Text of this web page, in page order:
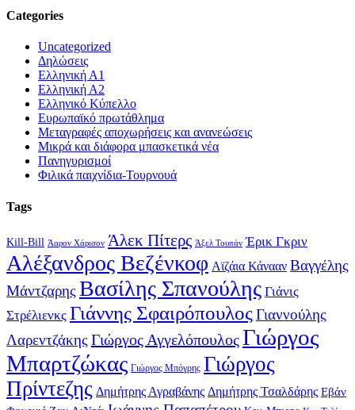
Categories
Uncategorized
Δηλώσεις
Ελληνική Α1
Ελληνική Α2
Ελληνικό Κύπελλο
Ευρωπαϊκό πρωτάθλημα
Μεταγραφές αποχωρήσεις και ανανεώσεις
Μικρά και διάφορα μπασκετικά νέα
Πανηγυρισμοί
Φιλικά παιχνίδια-Τουρνουά
Tags
Kill-Bill Άαρον Χάρισον Άλεκ Πίτερς Άξελ Τουπάν Έρικ Γκριν
Αλέξανδρος Βεζένκοφ Αϊζάια Κάνααν Βαγγέλης
Μάντζαρης Βασίλης Σπανούλης Γιάνις
Στρέλιενκς Γιάννης ΣφαιρόπουλοςΓιαννούλης
Λαρεντζάκης Γιώργος ΑγγελόπουλοςΓιώργος
Μπαρτζώκας Γιώργος Μπόγρης Γιώργος
Πρίντεζης Δημήτρης Αγραβάνης Δημήτρης Τσαλδάρης Εβάν